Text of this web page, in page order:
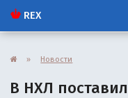
REX
» Новости
В НХЛ